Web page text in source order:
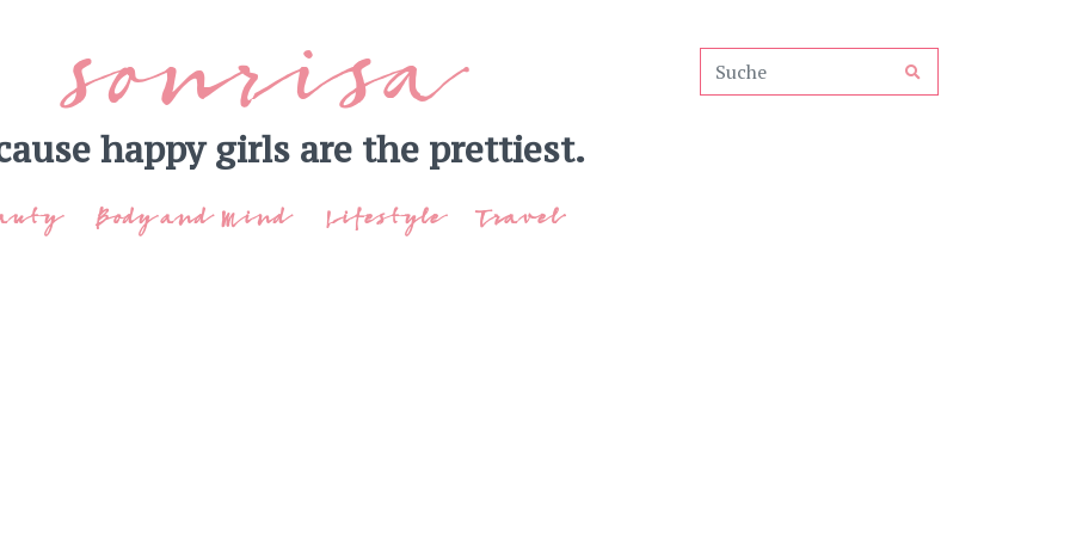
sonrisa
happy girls are the prettiest.
Body and Mind Lifestyle Travel